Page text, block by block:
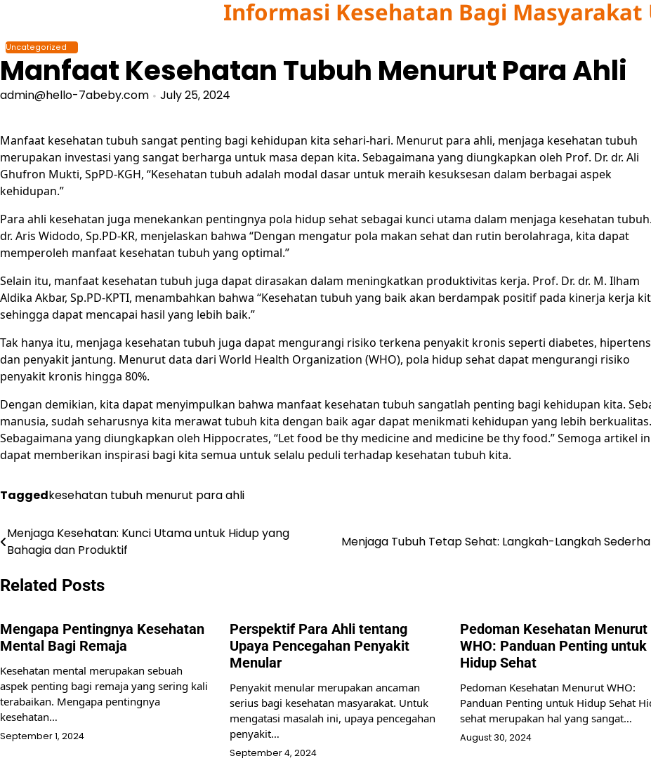
content
Informasi Kesehatan Bagi Masyarakat
Uncategorized
Manfaat Kesehatan Tubuh Menurut Para Ahli
admin@hello-7abeby.com July 25, 2024
Manfaat kesehatan tubuh sangat penting bagi kehidupan kita sehari-hari. Menurut para ahli, menjaga kesehatan tubuh
merupakan investasi yang sangat berharga untuk masa depan kita. Sebagaimana yang diungkapkan oleh Prof. Dr. dr. Ali
Ghufron Mukti, SpPD-KGH, “Kesehatan tubuh adalah modal dasar untuk meraih kesuksesan dalam berbagai aspek
kehidupan.”
Para ahli kesehatan juga menekankan pentingnya pola hidup sehat sebagai kunci utama dalam menjaga kesehatan
dr. Aris Widodo, Sp.PD-KR, menjelaskan bahwa “Dengan mengatur pola makan sehat dan rutin berolahraga, kita dapat
memperoleh manfaat kesehatan tubuh yang optimal.”
Selain itu, manfaat kesehatan tubuh juga dapat dirasakan dalam meningkatkan produktivitas kerja. Prof. Dr. dr. M. Ilham
Aldika Akbar, Sp.PD-KPTI, menambahkan bahwa “Kesehatan tubuh yang baik akan berdampak positif pada kinerja kerja
sehingga dapat mencapai hasil yang lebih baik.”
Tak hanya itu, menjaga kesehatan tubuh juga dapat mengurangi risiko terkena penyakit kronis seperti diabetes,
dan penyakit jantung. Menurut data dari World Health Organization (WHO), pola hidup sehat dapat mengurangi risiko
penyakit kronis hingga 80%.
Dengan demikian, kita dapat menyimpulkan bahwa manfaat kesehatan tubuh sangatlah penting bagi kehidupan kita.
manusia, sudah seharusnya kita merawat tubuh kita dengan baik agar dapat menikmati kehidupan yang lebih berkualitas.
Sebagaimana yang diungkapkan oleh Hippocrates, “Let food be thy medicine and medicine be thy food.” Semoga artikel
dapat memberikan inspirasi bagi kita semua untuk selalu peduli terhadap kesehatan tubuh kita.
Taggedkesehatan tubuh menurut para ahli
Post
navigation
Menjaga Kesehatan: Kunci Utama untuk Hidup yang
Bahagia dan Produktif
Menjaga Tubuh Tetap Sehat: Langkah-Langkah
Related Posts
Mengapa Pentingnya Kesehatan
Mental Bagi Remaja
Kesehatan mental merupakan sebuah
aspek penting bagi remaja yang sering kali
terabaikan. Mengapa pentingnya
kesehatan…
September 1, 2024
Perspektif Para Ahli tentang
Upaya Pencegahan Penyakit
Menular
Penyakit menular merupakan ancaman
serius bagi kesehatan masyarakat. Untuk
mengatasi masalah ini, upaya pencegahan
penyakit…
September 4, 2024
Pedoman Kesehatan Menurut
WHO: Panduan Penting untuk
Hidup Sehat
Pedoman Kesehatan Menurut WHO:
Panduan Penting untuk Hidup Sehat
sehat merupakan hal yang sangat…
August 30, 2024